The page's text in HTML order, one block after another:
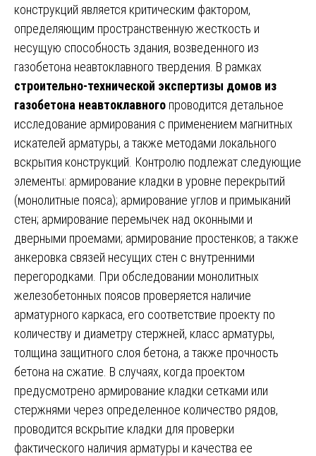
конструкций является критическим фактором,
определяющим пространственную жесткость и
несущую способность здания, возведенного из
газобетона неавтоклавного твердения. В рамках
строительно-технической экспертизы домов из
газобетона неавтоклавного проводится детальное
исследование армирования с применением магнитных
искателей арматуры, а также методами локального
вскрытия конструкций. Контролю подлежат следующие
элементы: армирование кладки в уровне перекрытий
(монолитные пояса); армирование углов и примыканий
стен; армирование перемычек над оконными и
дверными проемами; армирование простенков; а также
анкеровка связей несущих стен с внутренними
перегородками. При обследовании монолитных
железобетонных поясов проверяется наличие
арматурного каркаса, его соответствие проекту по
количеству и диаметру стержней, класс арматуры,
толщина защитного слоя бетона, а также прочность
бетона на сжатие. В случаях, когда проектом
предусмотрено армирование кладки сетками или
стержнями через определенное количество рядов,
проводится вскрытие кладки для проверки
фактического наличия арматуры и качества ее